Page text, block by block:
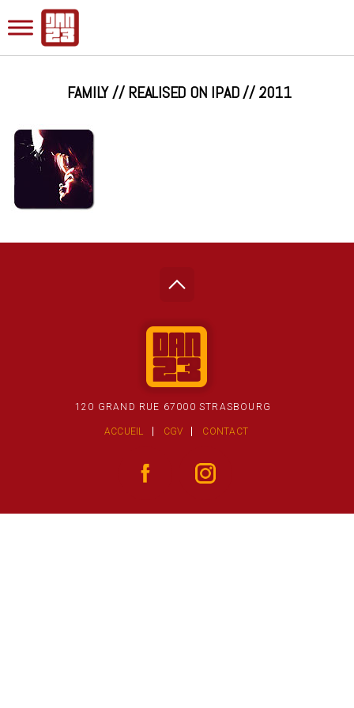
FAMILY // REALISED ON IPAD // 2011
120 GRAND RUE 67000 STRASBOURG
ACCUEIL CGV CONTACT